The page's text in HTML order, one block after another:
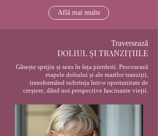
Află mai multe
Traversează
DOLIUL ȘI TRANZIȚIILE
Găsește sprijin și sens în fața pierderii. Procesează
etapele doliului și ale marilor tranziții,
transformând suferința într-o oportunitate de
creștere, dând noi perspective fascinante vieții.